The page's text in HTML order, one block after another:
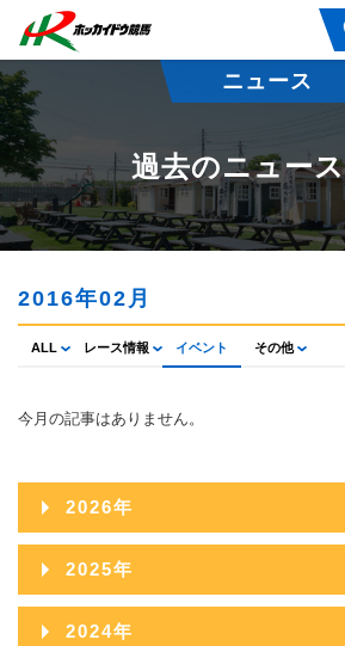
ニュース
過去のニュー
2016年02月
ALL レース情報 イベント その他
今月の記事はありません。
2026年
2026年08月
2026年07月
2025年
2025年12月
2024年